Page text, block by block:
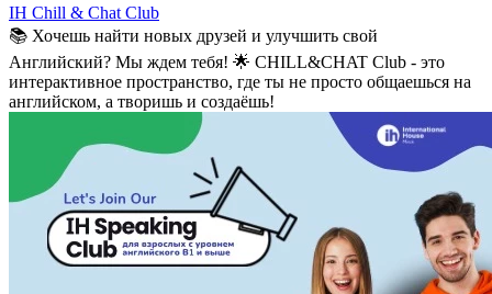
IH Chill & Chat Club
📚 Хочешь найти новых друзей и улучшить свой
Английский? Мы ждем тебя! 🌟 CHILL&CHAT Club - это
интерактивное пространство, где ты не просто общаешься на
английском, а творишь и создаёшь!